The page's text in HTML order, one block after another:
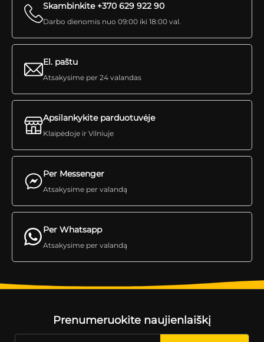
Skambinkite +370 629 922 90
Darbo dienomis nuo 09:00 iki 18:00 val.
Per Messenger
Atsakysime per valandą
El. paštu
Atsakysime per 24 valandas
Apsilankykite parduotuvėje
Klaipėdoje ir Vilniuje
Per Whatsapp
Atsakysime per valandą
Prenumeruokite naujienlaiškį